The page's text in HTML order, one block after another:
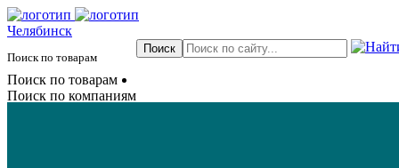
Челябинск
Поиск по товарам
Поиск по товарам
Поиск по компаниям